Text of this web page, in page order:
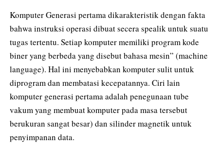
Komputer Generasi pertama dikarakteristik dengan fakta
bahwa instruksi operasi dibuat secera spealik untuk suatu
tugas tertentu. Setiap komputer memiliki program kode
biner yang berbeda yang disebut bahasa mesin” (machine
language). Hal ini menyebabkan komputer sulit untuk
diprogram dan membatasi kecepatannya. Ciri lain
komputer generasi pertama adalah penegunaan tube
vakum yang membuat komputer pada masa tersebut
berukuran sangat besar) dan silinder magnetik untuk
penyimpanan data.